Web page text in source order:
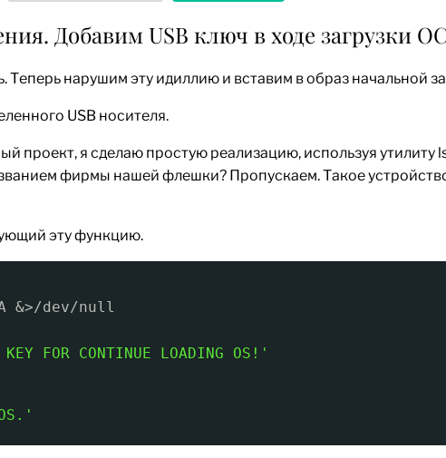
Добавим USB ключ в ходе загрузки
нарушим эту идиллию и вставим в образ начальной
USB носителя.
проект, я сделаю простую реализацию, используя
фирмы нашей флешки? Пропускаем. Такое устройство
эту функцию.
&>/dev/null
FOR CONTINUE LOADING OS!'